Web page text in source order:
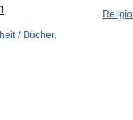
/ Bücher,